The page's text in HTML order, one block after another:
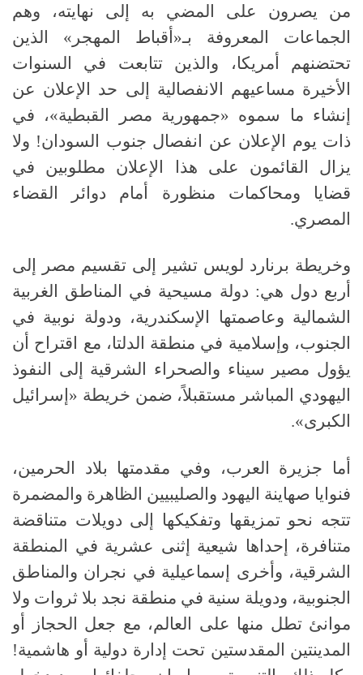
من يصرون على المضي به إلى نهايته، وهم
الجماعات المعروفة بـ« أقباط المهجر »
الذين
تحتضنهم أمريكا، والذين تتابعت في السنوات
الأخيرة مساعيهم الانفصالية إلى حد الإعلان عن
إنشاء ما سموه «جمهورية مصر القبطية»، في
ذات يوم الإعلان عن انفصال جنوب السودان! ولا
يزال القائمون على هذا الإعلان مطلوبين في
قضايا ومحاكمات منظورة أمام دوائر القضاء
المصري.
وخريطة برنارد لويس تشير إلى تقسيم مصر إلى
أربع دول هي: دولة مسيحية في المناطق الغربية
الشمالية وعاصمتها الإسكندرية، ودولة نوبية في
الجنوب، وإسلامية في منطقة الدلتا، مع اقتراح أن
يؤول مصير سيناء والصحراء الشرقية إلى النفوذ
اليهودي المباشر مستقبلاً، ضمن خريطة «إسرائيل
الكبرى».
أما جزيرة العرب، وفي مقدمتها بلاد الحرمين،
فنوايا صهاينة اليهود والصليبيين الظاهرة والمضمرة
تتجه نحو تمزيقها وتفكيكها إلى دويلات متناقضة
متنافرة، إحداها شيعية إثنى عشرية في المنطقة
الشرقية، وأخرى إسماعيلية في نجران والمناطق
الجنوبية، ودويلة سنية في منطقة نجد بلا ثروات ولا
موانئ تطل منها على العالم، مع جعل الحجاز أو
المدينتين المقدستين تحت إدارة دولية أو هاشمية!